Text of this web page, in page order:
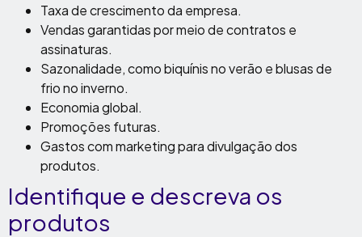
Taxa de crescimento da empresa.
Vendas garantidas por meio de contratos e
assinaturas.
Sazonalidade, como biquínis no verão e blusas de
frio no inverno.
Economia global.
Promoções futuras.
Gastos com marketing para divulgação dos
produtos.
Identifique e descreva os
produtos